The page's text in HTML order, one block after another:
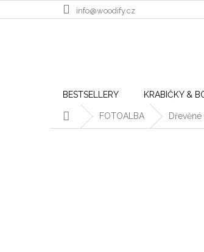
info@woodify.cz
BESTSELLERY KRABIČKY &
Domů FOTOALBA